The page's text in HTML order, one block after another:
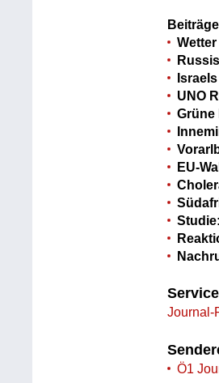
Beiträge
Wetter
UNO
Grüne
EU-
Service
Journal-
Ö1